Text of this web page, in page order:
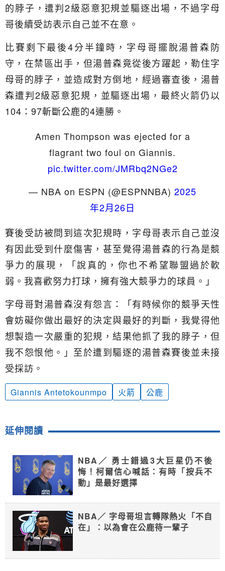
的脖子，遭判2級惡意犯規並驅逐出場，不過字母
哥後續受訪表示自己並不在意。
比賽剩下最後4分半鐘時，字母哥擺脫湯普森防
守，在禁區出手，但湯普森竟從後方躍起，勒住字
母哥的脖子，並造成對方倒地，經過審查後，湯普
森遭判2級惡意犯規，並驅逐出場，最終火箭仍以
104：97斬斷公鹿的4連勝。
Amen Thompson was ejected for a
flagrant two foul on Giannis.
pic.twitter.com/JMRbq2NGe2
— NBA on ESPN (@ESPNNBA) 2025
年2月26日
賽後受訪被問到這次犯規時，字母哥表示自己並沒
有因此受到什麼傷害，甚至覺得湯普森的行為是競
爭力的展現，「說真的，你也不希望聯盟過於軟
弱。我喜歡努力打球，擁有強大競爭力的球員。」
字母哥對湯普森沒有怨言：「有時候你的競爭天性
會妨礙你做出最好的決定與最好的判斷，我覺得他
想製造一次嚴重的犯規，結果他抓了我的脖子，但
我不怨恨他。」至於遭到驅逐的湯普森賽後並未接
受採訪。
Giannis Antetokounmpo 火箭 公鹿
延伸閱讀
NBA／ 勇士錯過3大巨星仍不後
悔！柯爾信心喊話：有時「按兵不
動」是最好選擇
NBA／ 字母哥坦言轉隊熱火「不自
在」：以為會在公鹿待一輩子